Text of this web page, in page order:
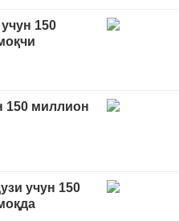
150
150 миллион
учун 150